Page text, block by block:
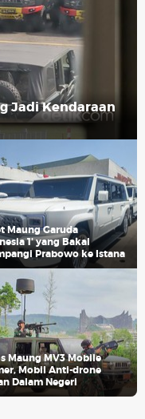
Jadi Kendaraan
Maung Garuda
1' yang Bakal
Prabowo ke Istana
Maung MV3 Mobile
Mobil Anti-drone
Dalam Negeri